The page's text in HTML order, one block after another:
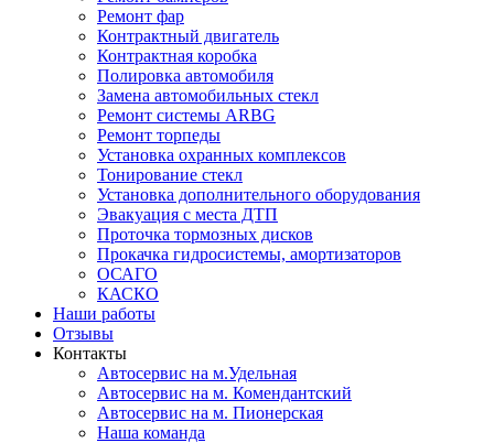
Ремонт фар
Контрактный двигатель
Контрактная коробка
Полировка автомобиля
Замена автомобильных стекл
Ремонт системы ARBG
Ремонт торпеды
Установка охранных комплексов
Тонирование стекл
Установка дополнительного оборудования
Эвакуация с места ДТП
Проточка тормозных дисков
Прокачка гидросистемы, амортизаторов
ОСАГО
КАСКО
Наши работы
Отзывы
Контакты
Автосервис на м.Удельная
Автосервис на м. Комендантский
Автосервис на м. Пионерская
Наша команда